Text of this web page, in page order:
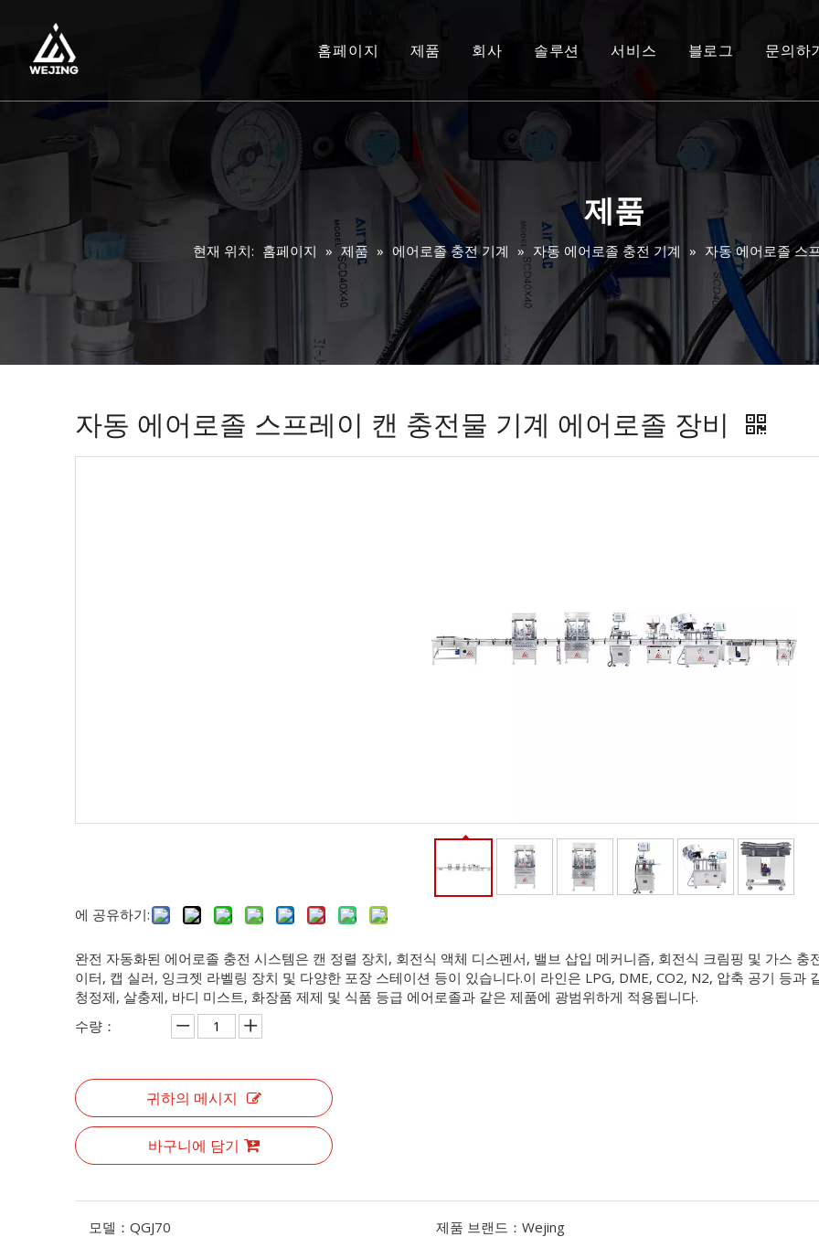
홈페이지 제품 회사 솔루션 서비스 블로그 문의하
제품
현재 위치: 홈페이지 » 제품 » 에어로졸 충전 기계 » 자동 에어로졸 충전 기계 » 자동 에어로졸 스
자동 에어로졸 스프레이 캔 충전물 기계 에어로졸 장비
에 공유하기:
완전 자동화된 에어로졸 충전 시스템은 캔 정렬 장치, 회전식 액체 디스펜서, 밸브 삽입 메커니즘, 회전식 크림핑 및 가스
이터, 캡 실러, 잉크젯 라벨링 장치 및 다양한 포장 스테이션 등이 있습니다.이 라인은 LPG, DME, CO2, N2, 압축 공기 등과
청정제, 살충제, 바디 미스트, 화장품 제제 및 식품 등급 에어로졸과 같은 제품에 광범위하게 적용됩니다.
수량：
귀하의 메시지
바구니에 담기
모델： QGJ70 제품 브랜드： Wejing